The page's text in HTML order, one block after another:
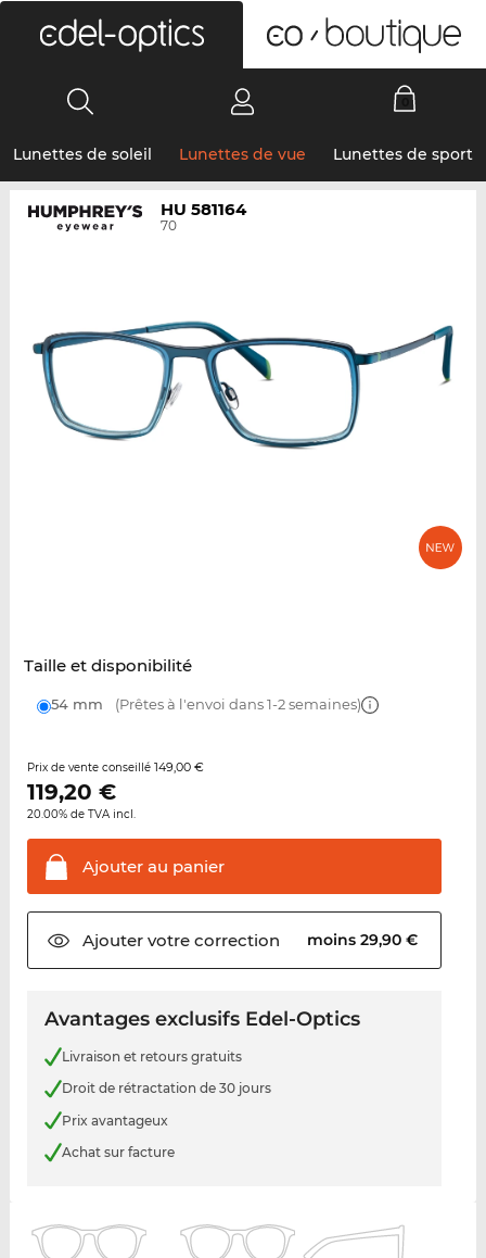
Lunettes de soleil Lunettes de vue Lunettes de sport
HU 581164
70
Taille et disponibilité
54 mm (Prêtes à l'envoi dans 1-2 semaines)
Prix de vente conseillé 149,00 €
119,20 €
20.00% de TVA incl.
Ajouter au panier
Ajouter votrecorrection moins 29,90 €
Avantages exclusifs Edel-Optics
Livraison et retours gratuits
Droit de rétractation de 30 jours
Prix avantageux
Achat sur facture